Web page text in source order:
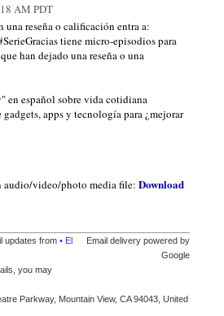
AM PDT
una reseña o calificación entra a:
tiene micro-episodios para
han dejado una reseña o una
en español sobre vida cotidiana
apps y tecnología para ¿mejorar
audio/video/photo media file: Download
updates from • El
you may
Email delivery powered by
Google
Parkway, Mountain View, CA 94043, United